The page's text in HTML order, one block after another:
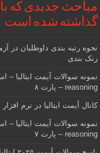
مباحث جدیدی که
گذاشته شده است
رنک بندی
reasoning – پارت ۸
کانال آیمت ایتالیا در نرم
reasoning – پارت ۷